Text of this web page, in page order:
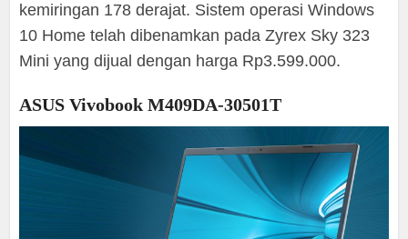
kemiringan 178 derajat. Sistem operasi Windows
10 Home telah dibenamkan pada Zyrex Sky 323
Mini yang dijual dengan harga Rp3.599.000.
ASUS Vivobook M409DA-30501T